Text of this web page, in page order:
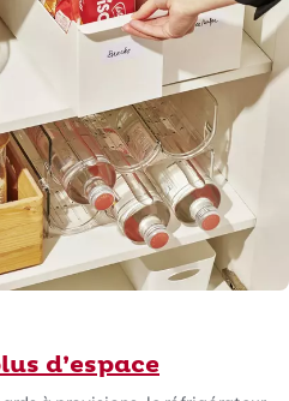
d’espace